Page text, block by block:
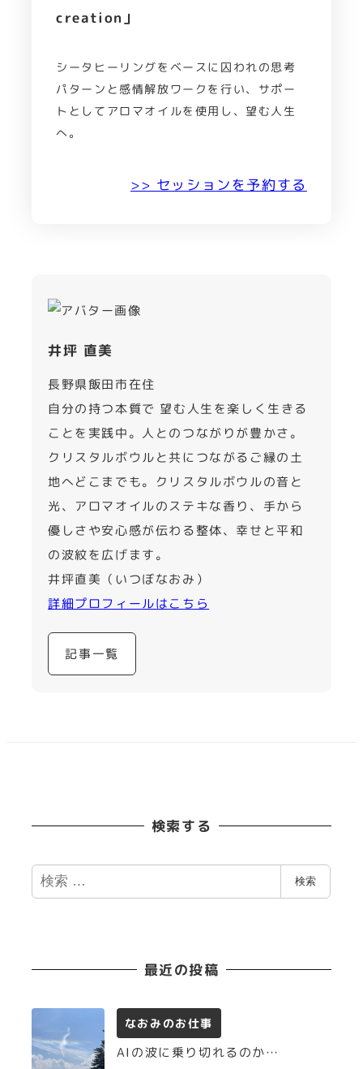
creation」
シータヒーリングをベースに囚われの思考
パターンと感情解放ワークを行い、サポー
トとしてアロマオイルを使用し、望む人生
へ。
>> セッションを予約する
井坪 直美
長野県飯田市在住
自分の持つ本質で 望む人生を楽しく生きる
ことを実践中。人とのつながりが豊かさ。
クリスタルボウルと共につながるご縁の土
地へどこまでも。クリスタルボウルの音と
光、アロマオイルのステキな香り、手から
優しさや安心感が伝わる整体、幸せと平和
の波紋を広げます。
井坪直美（いつぼなおみ）
詳細プロフィールはこちら
記事一覧
検索する
検
索
検索
最近の投稿
なおみのお仕事
AIの波に乗り切れるのか…